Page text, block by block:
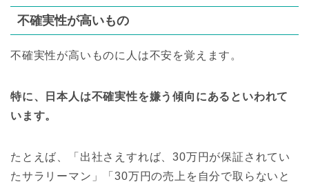
不確実性が高いもの
不確実性が高いものに人は不安を覚えます。
特に、日本人は不確実性を嫌う傾向にあるといわれて
います。
たとえば、「出社さえすれば、30万円が保証されてい
たサラリーマン」「30万円の売上を自分で取らないと